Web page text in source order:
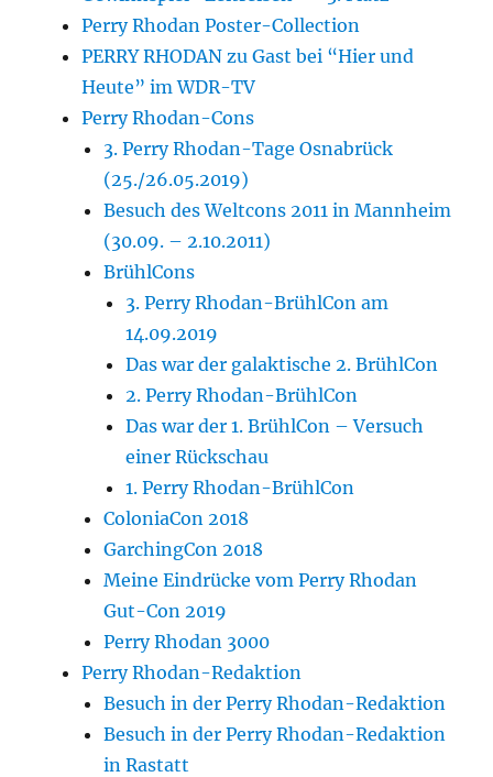
Perry Rhodan Poster-Collection
PERRY RHODAN zu Gast bei “Hier und
Heute” im WDR-TV
Perry Rhodan-Cons
3. Perry Rhodan-Tage Osnabrück
(25./26.05.2019)
Besuch des Weltcons 2011 in Mannheim
(30.09. – 2.10.2011)
BrühlCons
3. Perry Rhodan-BrühlCon am
14.09.2019
Das war der galaktische 2. BrühlCon
2. Perry Rhodan-BrühlCon
Das war der 1. BrühlCon – Versuch
einer Rückschau
1. Perry Rhodan-BrühlCon
ColoniaCon 2018
GarchingCon 2018
Meine Eindrücke vom Perry Rhodan
Gut-Con 2019
Perry Rhodan 3000
Perry Rhodan-Redaktion
Besuch in der Perry Rhodan-Redaktion
Besuch in der Perry Rhodan-Redaktion
in Rastatt